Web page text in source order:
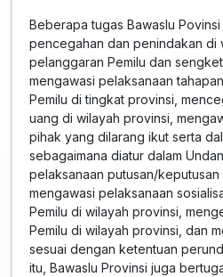
Beberapa tugas Bawaslu
pencegahan dan penindakan di
pelanggaran Pemilu dan
mengawasi pelaksanaan
Pemilu di tingkat provinsi,
uang di wilayah provinsi,
pihak yang dilarang ikut serta
sebagaimana diatur dalam
pelaksanaan putusan/keputusan
mengawasi pelaksanaan
Pemilu di wilayah provinsi,
Pemilu di wilayah provinsi, dan
sesuai dengan ketentuan
itu, Bawaslu Provinsi juga